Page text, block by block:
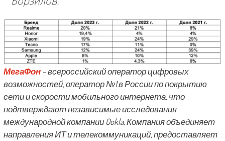
МегаФон– всероссийский оператор цифровых
возможностей, оператор №1 в России по покрытию
сети и скорости мобильного интернета, что
подтверждают независимые исследования
международной компании Ookla. Компания объединяет
направления ИТ и телекоммуникаций, предоставляет